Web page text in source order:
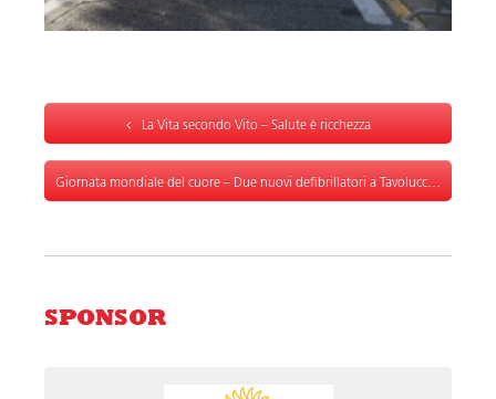
La Vita secondo Vito – Salute è ricchezza
Giornata mondiale del cuore – Due nuovi defibrillatori a Tavolucci
SPONSOR